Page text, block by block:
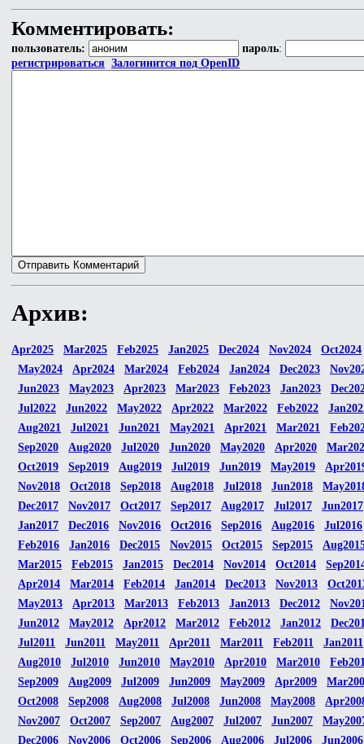
Комментировать:
пользователь: пароль:
регистрироваться Залогинится под OpenID
Архив:
Apr2025 Mar2025 Feb2025 Jan2025 Dec2024 Nov2024
Oct2024
May2024
Apr2024 Mar2024 Feb2024 Jan2024 Dec2023
Jun2023
May2023 Apr2023 Mar2023 Feb2023 Jan2023
Jul2022
Jun2022 May2022 Apr2022 Mar2022 Feb2022
Aug2021
Jul2021 Jun2021 May2021 Apr2021 Mar2021
Sep2020
Aug2020 Jul2020 Jun2020 May2020 Apr2020
Oct2019
Sep2019 Aug2019 Jul2019 Jun2019 May2019
Nov2018
Oct2018 Sep2018 Aug2018 Jul2018 Jun2018
Dec2017
Nov2017 Oct2017 Sep2017 Aug2017 Jul2017
Jun2017
Jan2017
Dec2016 Nov2016 Oct2016 Sep2016 Aug2016
Jul2016
Feb2016
Jan2016 Dec2015 Nov2015 Oct2015 Sep2015
Mar2015
Feb2015 Jan2015 Dec2014 Nov2014 Oct2014
Apr2014
Mar2014 Feb2014 Jan2014 Dec2013 Nov2013
May2013
Apr2013 Mar2013 Feb2013 Jan2013 Dec2012
Jun2012
May2012 Apr2012 Mar2012 Feb2012 Jan2012
Jul2011
Jun2011 May2011 Apr2011 Mar2011 Feb2011
Jan2011
Aug2010
Jul2010 Jun2010 May2010 Apr2010 Mar2010
Sep2009
Aug2009 Jul2009 Jun2009 May2009 Apr2009
Oct2008
Sep2008 Aug2008 Jul2008 Jun2008 May2008
Nov2007
Oct2007 Sep2007 Aug2007 Jul2007 Jun2007
Dec2006
Nov2006 Oct2006 Sep2006 Aug2006 Jul2006 Jun2006